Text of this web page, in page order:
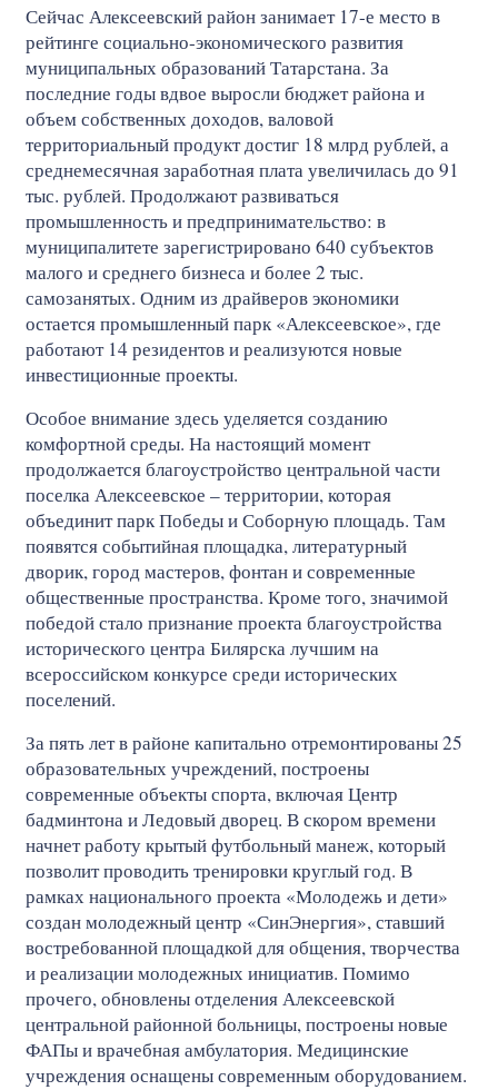
Сейчас Алексеевский район занимает 17-е место в
рейтинге социально-экономического развития
муниципальных образований Татарстана. За
последние годы вдвое выросли бюджет района и
объем собственных доходов, валовой
территориальный продукт достиг 18 млрд рублей, а
среднемесячная заработная плата увеличилась до 91
тыс. рублей. Продолжают развиваться
промышленность и предпринимательство: в
муниципалитете зарегистрировано 640 субъектов
малого и среднего бизнеса и более 2 тыс.
самозанятых. Одним из драйверов экономики
остается промышленный парк «Алексеевское», где
работают 14 резидентов и реализуются новые
инвестиционные проекты.
Особое внимание здесь уделяется созданию
комфортной среды. На настоящий момент
продолжается благоустройство центральной части
поселка Алексеевское – территории, которая
объединит парк Победы и Соборную площадь. Там
появятся событийная площадка, литературный
дворик, город мастеров, фонтан и современные
общественные пространства. Кроме того, значимой
победой стало признание проекта благоустройства
исторического центра Билярска лучшим на
всероссийском конкурсе среди исторических
поселений.
За пять лет в районе капитально отремонтированы 25
образовательных учреждений, построены
современные объекты спорта, включая Центр
бадминтона и Ледовый дворец. В скором времени
начнет работу крытый футбольный манеж, который
позволит проводить тренировки круглый год. В
рамках национального проекта «Молодежь и дети»
создан молодежный центр «СинЭнергия», ставший
востребованной площадкой для общения, творчества
и реализации молодежных инициатив. Помимо
прочего, обновлены отделения Алексеевской
центральной районной больницы, построены новые
ФАПы и врачебная амбулатория. Медицинские
учреждения оснащены современным оборудованием.